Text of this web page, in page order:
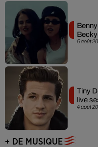
5 août
4 août
Tiny
live
+ DE MUSIQUE